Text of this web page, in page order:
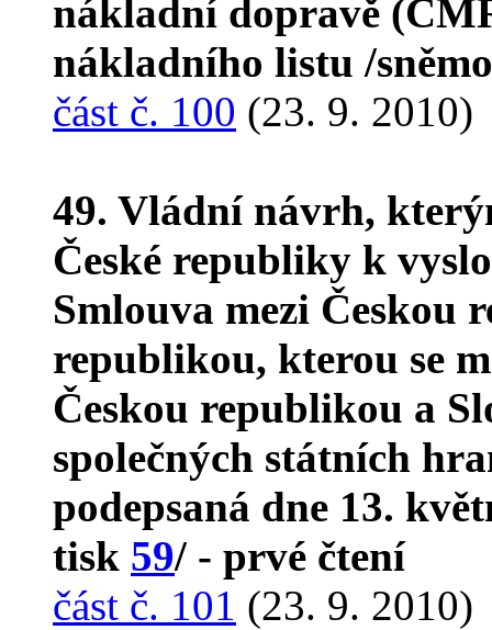
nákladní dopravě
nákladního listu /
část č. 100 (23. 9. 2010)
49. Vládní návrh,
České republiky k
Smlouva mezi Českou
republikou, kterou se
Českou republikou a
společných státních
podepsaná dne 13.
tisk 59/ - prvé čtení
část č. 101 (23. 9. 2010)